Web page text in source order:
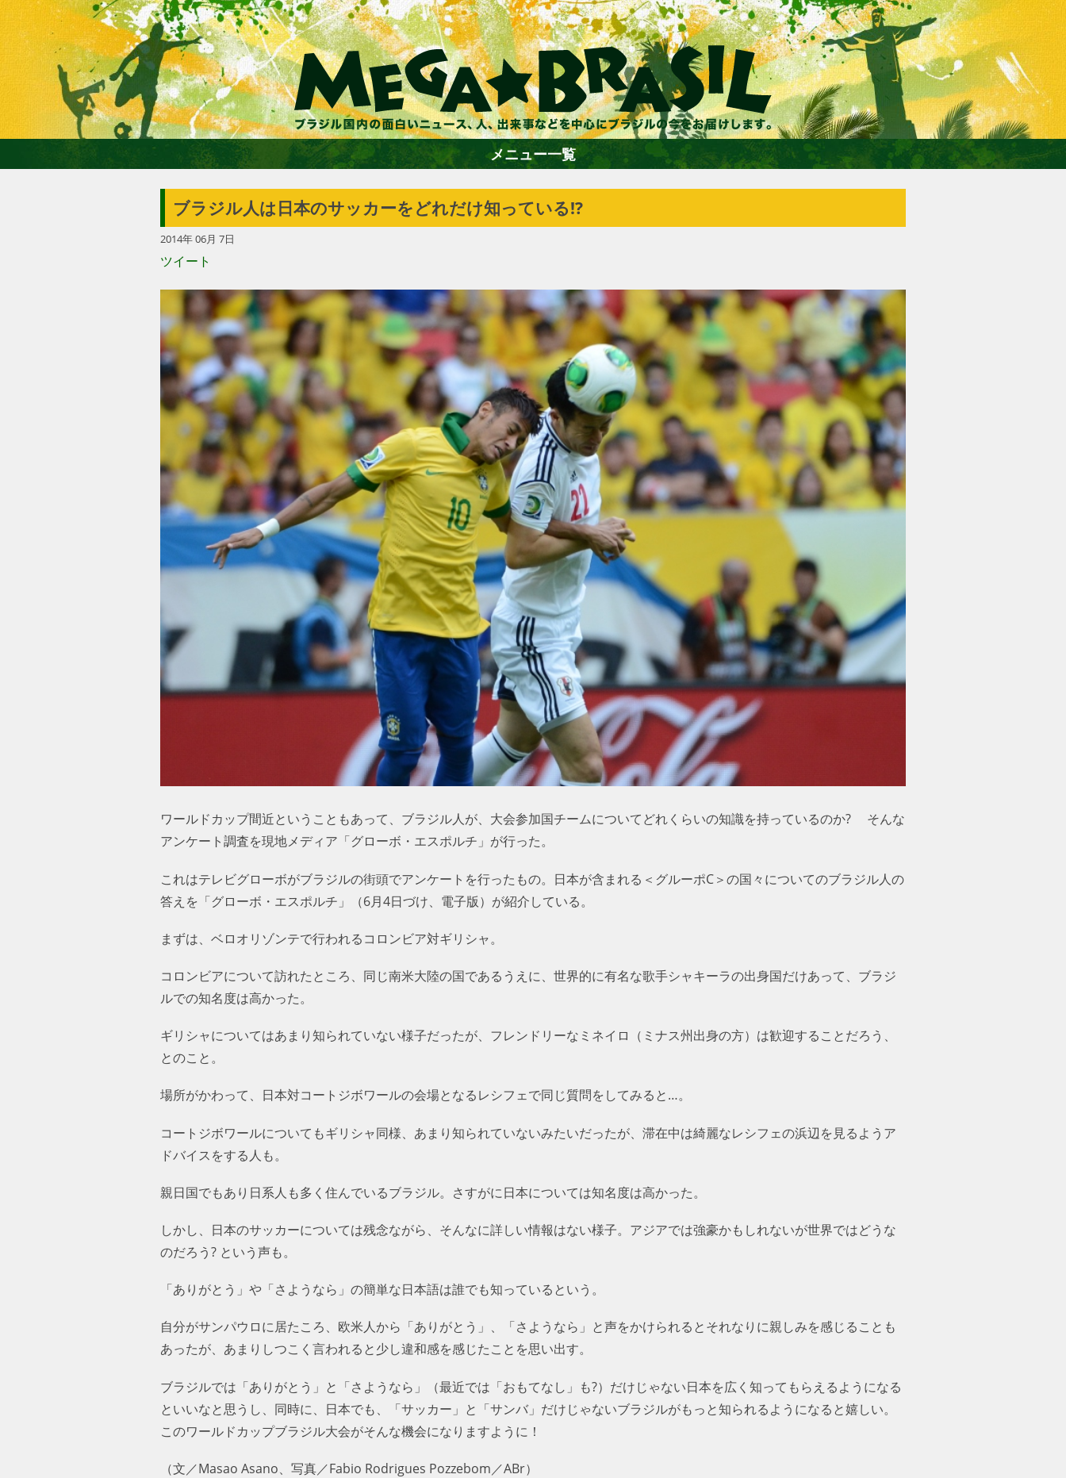
ホーム
エンターテイメント
グルメ
トラベル
サッカー
PEOPLE
ビジネス
コラム
メニュー一覧
ブラジル人は日本のサッカーをどれだけ知っている!?
2014年 06月 7日
ツイート
ワールドカップ間近ということもあって、ブラジル人が、大会参加国チームについてどれくらいの知識を持っているのか? そんな
アンケート調査を現地メディア「グローボ・エスポルチ」が行った。
これはテレビグローボがブラジルの街頭でアンケートを行ったもの。日本が含まれる＜グルーポC＞の国々についてのブラジル人の
答えを「グローボ・エスポルチ」（6月4日づけ、電子版）が紹介している。
まずは、ベロオリゾンテで行われるコロンビア対ギリシャ。
コロンビアについて訪れたところ、同じ南米大陸の国であるうえに、世界的に有名な歌手シャキーラの出身国だけあって、ブラジ
ルでの知名度は高かった。
ギリシャについてはあまり知られていない様子だったが、フレンドリーなミネイロ（ミナス州出身の方）は歓迎することだろう、
とのこと。
場所がかわって、日本対コートジボワールの会場となるレシフェで同じ質問をしてみると…。
コートジボワールについてもギリシャ同様、あまり知られていないみたいだったが、滞在中は綺麗なレシフェの浜辺を見るようア
ドバイスをする人も。
親日国でもあり日系人も多く住んでいるブラジル。さすがに日本については知名度は高かった。
しかし、日本のサッカーについては残念ながら、そんなに詳しい情報はない様子。アジアでは強豪かもしれないが世界ではどうな
のだろう? という声も。
「ありがとう」や「さようなら」の簡単な日本語は誰でも知っているという。
自分がサンパウロに居たころ、欧米人から「ありがとう」、「さようなら」と声をかけられるとそれなりに親しみを感じることも
あったが、あまりしつこく言われると少し違和感を感じたことを思い出す。
ブラジルでは「ありがとう」と「さようなら」（最近では「おもてなし」も?）だけじゃない日本を広く知ってもらえるようになる
といいなと思うし、同時に、日本でも、「サッカー」と「サンバ」だけじゃないブラジルがもっと知られるようになると嬉しい。
このワールドカップブラジル大会がそんな機会になりますように！
（文／Masao Asano、写真／Fabio Rodrigues Pozzebom／ABr）